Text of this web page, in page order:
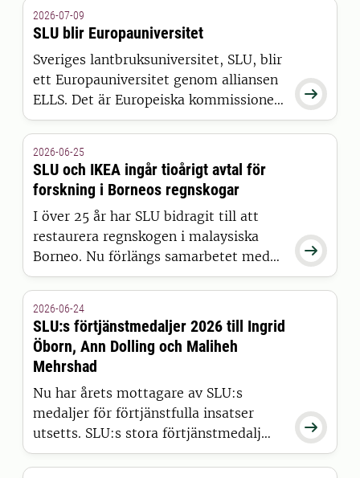

2026-07-09
SLU blir Europauniversitet
Sveriges lantbruksuniversitet, SLU, blir
ett Europauniversitet genom alliansen
ELLS. Det är Europeiska kommissionen
som har beslutat att bevilja alliansen
Universities.

2026-06-25
SLU och IKEA ingår tioårigt avtal för
forskning i Borneos regnskogar
I över 25 år har SLU bidragit till att
restaurera regnskogen i malaysiska
Borneo. Nu förlängs samarbetet med
finansiären IKEA i ytterligare tio år
Rainforest Restoration Lab med ökat
fokus på forskning i de hotade
regnskogsområdena.

2026-06-24
SLU:s förtjänstmedaljer 2026 till Ingrid
Öborn, Ann Dolling och Maliheh
Mehrshad
Nu har årets mottagare av SLU:s
medaljer för förtjänstfulla insatser
utsetts. SLU:s stora förtjänstmedalj
tilldelas professor emeritus Ingrid